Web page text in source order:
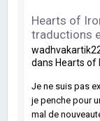
Hearts of
traductions
dans Hearts of
Je ne suis pas
je penche pour
mal de